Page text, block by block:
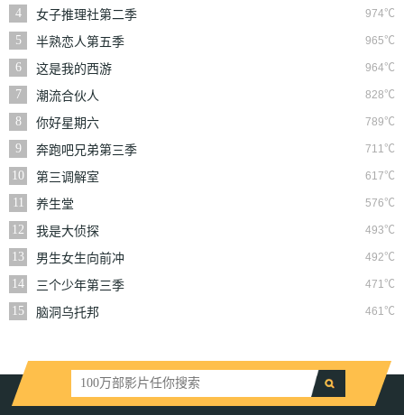
4
974℃
女子推理社第二季
5
965℃
半熟恋人第五季
6
964℃
这是我的西游
7
828℃
潮流合伙人
8
789℃
你好星期六
9
711℃
奔跑吧兄弟第三季
10
617℃
第三调解室
11
576℃
养生堂
12
493℃
我是大侦探
13
492℃
男生女生向前冲
14
471℃
三个少年第三季
15
461℃
脑洞乌托邦